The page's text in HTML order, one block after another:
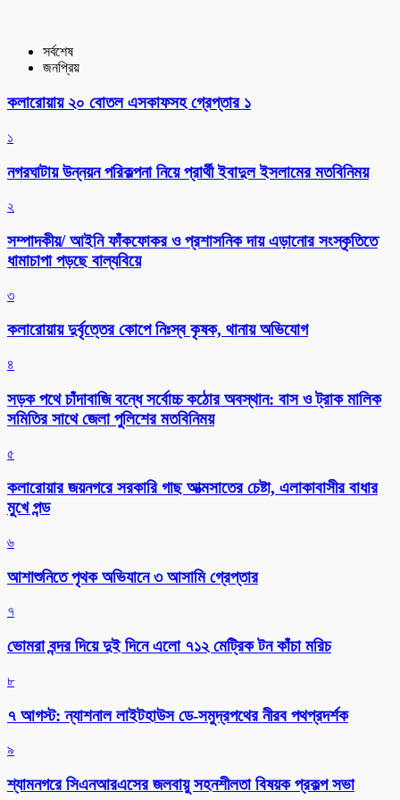
সর্বশেষ
জনপ্রিয়
কলারোয়ায় ২০ বোতল এসকাফসহ গ্রেপ্তার ১
১
নগরঘাটায় উন্নয়ন পরিকল্পনা নিয়ে প্রার্থী ইবাদুল ইসলামের মতবিনিময়
২
সম্পাদকীয়/ আইনি ফাঁকফোকর ও প্রশাসনিক দায় এড়ানোর সংস্কৃতিতে
ধামাচাপা পড়ছে বাল্যবিয়ে
৩
কলারোয়ায় দুর্বৃত্তের কোপে নিঃস্ব কৃষক, থানায় অভিযোগ
৪
সড়ক পথে চাঁদাবাজি বন্ধে সর্বোচ্চ কঠোর অবস্থান: বাস ও ট্রাক মালিক
সমিতির সাথে জেলা পুলিশের মতবিনিময়
৫
কলারোয়ার জয়নগরে সরকারি গাছ আত্মসাতের চেষ্টা, এলাকাবাসীর বাধার
মুখে পন্ড
৬
আশাশুনিতে পৃথক অভিযানে ৩ আসামি গ্রেপ্তার
৭
ভোমরা বন্দর দিয়ে দুই দিনে এলো ৭১২ মেট্রিক টন কাঁচা মরিচ
৮
৭ আগস্ট: ন্যাশনাল লাইটহাউস ডে-সমুদ্রপথের নীরব পথপ্রদর্শক
৯
শ্যামনগরে সিএনআরএসের জলবায়ু সহনশীলতা বিষয়ক প্রকল্প সভা